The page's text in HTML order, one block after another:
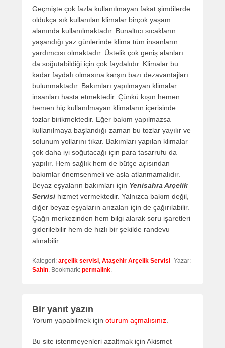
Geçmişte çok fazla kullanılmayan fakat şimdilerde
oldukça sık kullanılan klimalar birçok yaşam
alanında kullanılmaktadır. Bunaltıcı sıcakların
yaşandığı yaz günlerinde klima tüm insanların
yardımcısı olmaktadır. Üstelik çok geniş alanları
da soğutabildiği için çok faydalıdır. Klimalar bu
kadar faydalı olmasına karşın bazı dezavantajları
bulunmaktadır. Bakımları yapılmayan klimalar
insanları hasta etmektedir. Çünkü kışın hemen
hemen hiç kullanılmayan klimaların içerisinde
tozlar birikmektedir. Eğer bakım yapılmazsa
kullanılmaya başlandığı zaman bu tozlar yayılır ve
solunum yollarını tıkar. Bakımları yapılan klimalar
çok daha iyi soğutacağı için para tasarrufu da
yapılır. Hem sağlık hem de bütçe açısından
bakımlar önemsenmeli ve asla atlanmamalıdır.
Beyaz eşyaların bakımları için Yenisahra Arçelik
Servisi hizmet vermektedir. Yalnızca bakım değil,
diğer beyaz eşyaların arızaları için de çağırılabilir.
Çağrı merkezinden hem bilgi alarak soru işaretleri
giderilebilir hem de hızlı bir şekilde randevu
alınabilir.
Kategori: arçelik servisi, Ataşehir Arçelik Servisi -Yazar:
Sahin. Bookmark: permalink.
Bir yanıt yazın
Yorum yapabilmek için oturum açmalısınız.
Bu site istenmeyenleri azaltmak için Akismet